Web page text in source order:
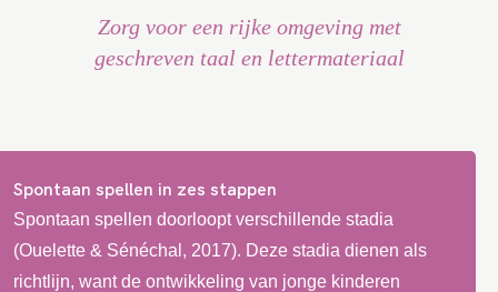
Zorg voor een rijke omgeving met
geschreven taal en lettermateriaal
Spontaan spellen in zes stappen
Spontaan spellen doorloopt verschillende stadia
(Ouelette & Sénéchal, 2017). Deze stadia dienen als
richtlijn, want de ontwikkeling van jonge kinderen